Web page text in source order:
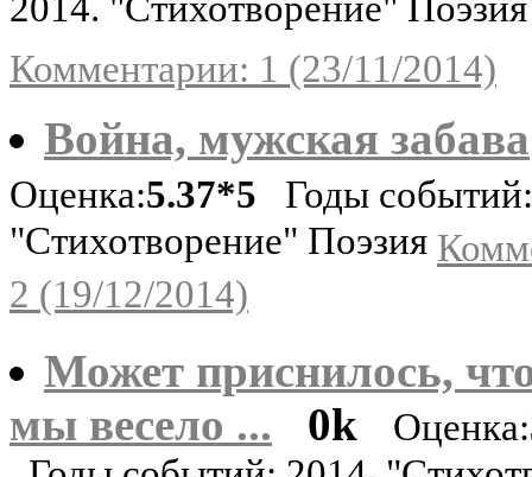
2014. "Стихотворение" Поэзия
Комментарии: 1 (23/11/2014)
Война, мужская забава
Оценка:5.37*5 Годы
"Стихотворение" Поэзия
2 (19/12/2014)
Может приснилось,
мы весело ...
0k Оценка: